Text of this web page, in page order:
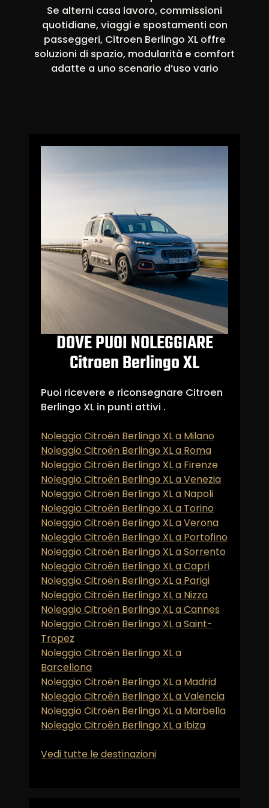
Se alterni casa lavoro, commissioni
quotidiane, viaggi e spostamenti con
passeggeri, Citroen Berlingo XL offre
soluzioni di spazio, modularità e comfort
adatte a uno scenario d’uso vario
DOVE PUOI NOLEGGIARE
Citroen Berlingo XL
Puoi ricevere e riconsegnare Citroen
Berlingo XL in punti attivi .
Noleggio Citroën Berlingo XL a Milano
Noleggio Citroën Berlingo XL a Roma
Noleggio Citroën Berlingo XL a Firenze
Noleggio Citroën Berlingo XL a Venezia
Noleggio Citroën Berlingo XL a Napoli
Noleggio Citroën Berlingo XL a Torino
Noleggio Citroën Berlingo XL a Verona
Noleggio Citroën Berlingo XL a Portofino
Noleggio Citroën Berlingo XL a Sorrento
Noleggio Citroën Berlingo XL a Capri
Noleggio Citroën Berlingo XL a Parigi
Noleggio Citroën Berlingo XL a Nizza
Noleggio Citroën Berlingo XL a Cannes
Noleggio Citroën Berlingo XL a Saint-
Tropez
Noleggio Citroën Berlingo XL a
Barcellona
Noleggio Citroën Berlingo XL a Madrid
Noleggio Citroën Berlingo XL a Valencia
Noleggio Citroën Berlingo XL a Marbella
Noleggio Citroën Berlingo XL a Ibiza
Vedi tutte le destinazioni